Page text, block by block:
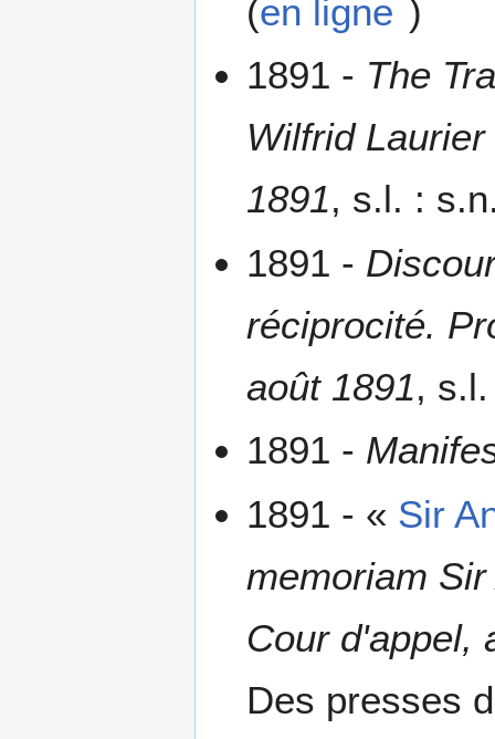
(en ligne )
1891 - The
Wilfrid
1891, s.l. :
1891 -
réciprocité.
août 1891,
1891 -
1891 - « Sir
memoriam
Cour d'appel,
Des presses